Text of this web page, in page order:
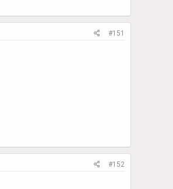
#151
#152